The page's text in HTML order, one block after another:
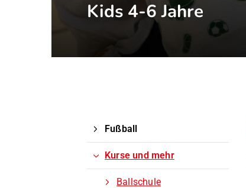
Kids 4-6 Jahre
Fußball
Kurse und mehr
Ballschule